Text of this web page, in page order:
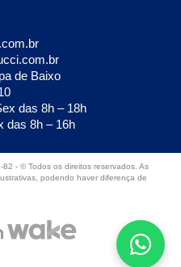
de Baixo
das 8h – 18h
das 8h – 16h
- © Todos os direitos reservados. As
podendo haver diferença de